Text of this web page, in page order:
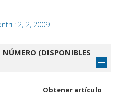
: 2, 2, 2009
(DISPONIBLES
Obtener artículo